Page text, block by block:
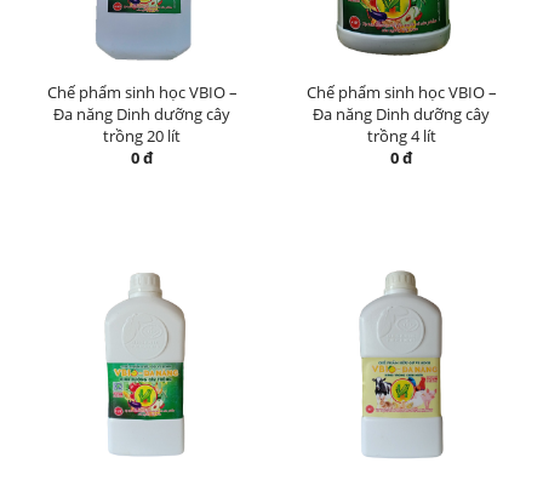
Chế phẩm sinh học VBIO –
Đa năng Dinh dưỡng cây
trồng 20 lít
0 đ
Chế phẩm sinh học VBIO –
Đa năng Dinh dưỡng cây
trồng 4 lít
0 đ